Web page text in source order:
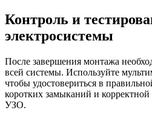
Контроль и
электросистемы
После завершения монтажа
всей системы. Используйте
чтобы удостовериться в
коротких замыканий и корректной
УЗО.